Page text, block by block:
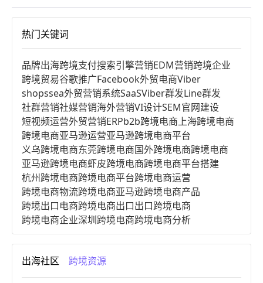
热门关键词
品牌出海跨境支付搜索引擎营销EDM营销跨境企业
跨境贸易谷歌推广Facebook外贸电商Viber
shopssea外贸营销系统SaaSViber群发Line群发
社群营销社媒营销海外营销VI设计SEM官网建设
短视频运营外贸营销ERPb2b跨境电商上海跨境电商
跨境电商亚马逊运营亚马逊跨境电商平台
义乌跨境电商东莞跨境电商国外跨境电商跨境电商
亚马逊跨境电商虾皮跨境电商跨境电商平台搭建
杭州跨境电商跨境电商平台跨境电商运营
跨境电商物流跨境电商亚马逊跨境电商产品
跨境出口电商跨境电商出口出口跨境电商
跨境电商企业深圳跨境电商跨境电商分析
进口跨境电商跨境电商服务广州跨境电商
跨境电商市场跨境电商创业跨境电商注册
跨境电商开店跨境电商营销
跨境电商商品个人跨境电商跨境电商案例
出海社区 跨境资源